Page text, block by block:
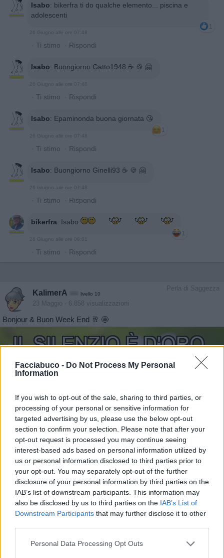
Facciabuco - Do Not Process My Personal
Information
If you wish to opt-out of the sale, sharing to third parties, or
processing of your personal or sensitive information for
targeted advertising by us, please use the below opt-out
section to confirm your selection. Please note that after your
opt-out request is processed you may continue seeing
interest-based ads based on personal information utilized by
us or personal information disclosed to third parties prior to
your opt-out. You may separately opt-out of the further
disclosure of your personal information by third parties on the
IAB’s list of downstream participants. This information may
also be disclosed by us to third parties on the IAB’s List of
Downstream Participants that may further disclose it to other
Personal Data Processing Opt Outs
Isabo: bikerfra ti do qualche elemento... piscina e
adolescenti
1
26 Giugno alle ore 07:48
· Ti stimo · Rispondi
Isabo: Buongiorno Gatto1948 ☕️ 🍪 🤗
26 Giugno alle ore 07:48
· Ti stimo · Rispondi
Isabo: Epaminonda buona giornata 😘
1
26 Giugno alle ore 07:48
· Ti stimo · Rispondi
Isabo: Buongiorno Ginelli93 ☕️ 🍪 🤗
26 Giugno alle ore 07:48
· Ti stimo · Rispondi
bikerfra: Isabo
1
26 Giugno alle ore 08:01
· Ti stimo · Rispondi
Perla di Saggezza
KalimerA livello 10
23 Maggio - 6.858 visualizzazioni
Bonjour & Buon Week End 🥂 🤩